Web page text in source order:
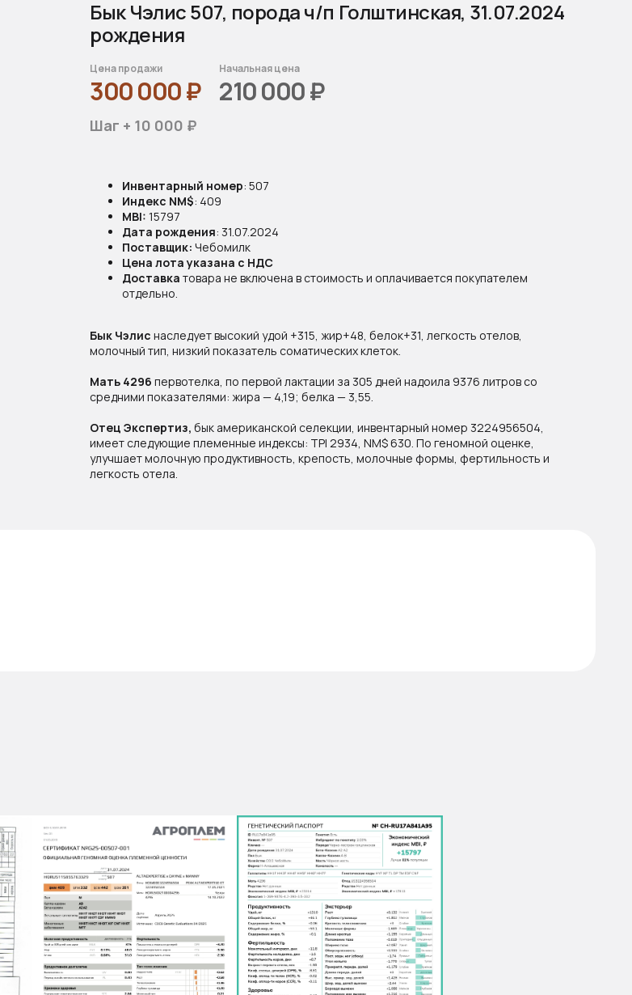
Бык Чэлис 507, порода ч/п Голштинская, 31.07.2024
рождения
Цена продажи
300 000₽
Начальная цена
210 000₽
Шаг + 10 000 ₽
Инвентарный номер: 507
Индекс NM$: 409
MBI: 15797
Дата рождения: 31.07.2024
Поставщик: Чебомилк
Цена лота указана с НДС
Доставка товара не включена в стоимость и оплачивается покупателем
отдельно.
Бык Чэлис наследует высокий удой +315, жир+48, белок+31, легкость отелов,
молочный тип, низкий показатель соматических клеток.
Мать 4296 первотелка, по первой лактации за 305 дней надоила 9376 литров со
средними показателями: жира — 4,19; белка — 3,55.
Отец Экспертиз, бык американской селекции, инвентарный номер 3224956504,
имеет следующие племенные индексы: TPI 2934, NM$ 630. По геномной оценке,
улучшает молочную продуктивность, крепость, молочные формы, фертильность и
легкость отела.